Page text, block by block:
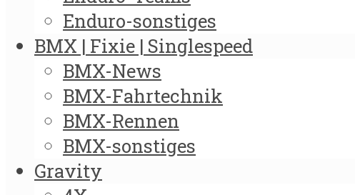
Enduro-sonstiges
BMX | Fixie | Singlespeed
BMX-News
BMX-Fahrtechnik
BMX-Rennen
BMX-sonstiges
Gravity